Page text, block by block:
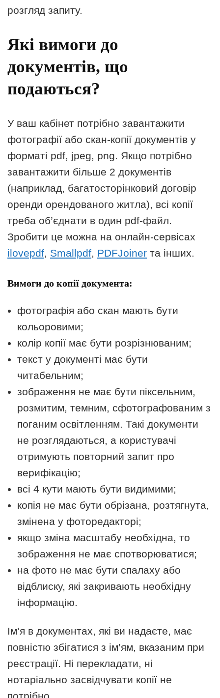
розгляд запиту.
Які вимоги до
документів, що
подаються?
У ваш кабінет потрібно завантажити
фотографії або скан-копії документів у
форматі pdf, jpeg, png. Якщо потрібно
завантажити більше 2 документів
(наприклад, багатосторінковий договір
оренди орендованого житла), всі копії
треба об’єднати в один pdf-файл.
Зробити це можна на онлайн-сервісах
ilovepdf, Smallpdf, PDFJoiner та інших.
Вимоги до копії документа:
фотографія або скан мають бути
кольоровими;
колір копії має бути розрізнюваним;
текст у документі має бути
читабельним;
зображення не має бути піксельним,
розмитим, темним, сфотографованим з
поганим освітленням. Такі документи
не розглядаються, а користувачі
отримують повторний запит про
верифікацію;
всі 4 кути мають бути видимими;
копія не має бути обрізана, розтягнута,
змінена у фоторедакторі;
якщо зміна масштабу необхідна, то
зображення не має спотворюватися;
на фото не має бути спалаху або
відблиску, які закривають необхідну
інформацію.
Ім’я в документах, які ви надаєте, має
повністю збігатися з ім’ям, вказаним при
реєстрації. Ні перекладати, ні
нотаріально засвідчувати копії не